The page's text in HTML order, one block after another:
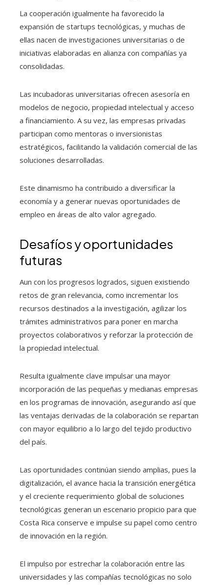
La cooperación igualmente ha favorecido la
expansión de startups tecnológicas, y muchas de
ellas nacen de investigaciones universitarias o de
iniciativas elaboradas en alianza con compañías ya
consolidadas.
Las incubadoras universitarias ofrecen asesoría en
modelos de negocio, propiedad intelectual y acceso
a financiamiento. A su vez, las empresas privadas
participan como mentoras o inversionistas
estratégicos, facilitando la validación comercial de las
soluciones desarrolladas.
Este dinamismo ha contribuido a diversificar la
economía y a generar nuevas oportunidades de
empleo en áreas de alto valor agregado.
Desafíos y oportunidades
futuras
Aun con los progresos logrados, siguen existiendo
retos de gran relevancia, como incrementar los
recursos destinados a la investigación, agilizar los
trámites administrativos para poner en marcha
proyectos colaborativos y reforzar la protección de
la propiedad intelectual.
Resulta igualmente clave impulsar una mayor
incorporación de las pequeñas y medianas empresas
en los programas de innovación, asegurando así que
las ventajas derivadas de la colaboración se repartan
con mayor equilibrio a lo largo del tejido productivo
del país.
Las oportunidades continúan siendo amplias, pues la
digitalización, el avance hacia la transición energética
y el creciente requerimiento global de soluciones
tecnológicas generan un escenario propicio para que
Costa Rica conserve e impulse su papel como centro
de innovación en la región.
El impulso por estrechar la colaboración entre las
universidades y las compañías tecnológicas no solo